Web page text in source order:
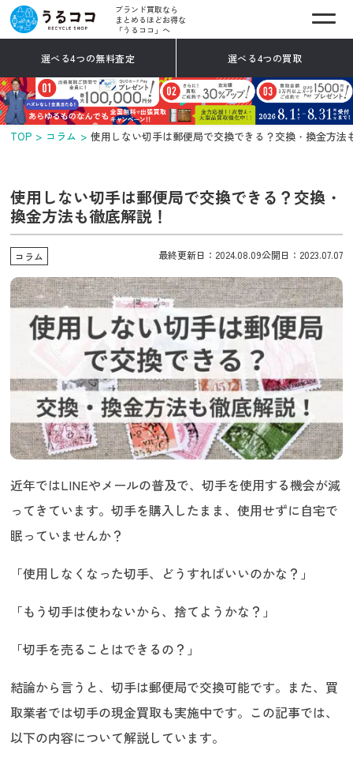
ブランド買取なら
まとめるほどお得な
「うるココ」へ
選べる4つの無料査定 選べる4つの買取
TOP コラム 使用しない切手は郵便局で交換できる？交換・換金方法
使用しない切手は郵便局で交換できる？交換・
換金方法も徹底解説！
コラム 最終更新日：2024.08.09公開日：2023.07.07
近年ではLINEやメールの普及で、切手を使用する機会が減
ってきています。切手を購入したまま、使用せずに自宅で
眠っていませんか？
「使用しなくなった切手、どうすればいいのかな？」
「もう切手は使わないから、捨てようかな？」
「切手を売ることはできるの？」
結論から言うと、切手は郵便局で交換可能です。また、買
取業者では切手の現金買取も実施中です。この記事では、
以下の内容について解説しています。